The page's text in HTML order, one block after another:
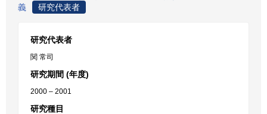
義
研究代表者
研究代表者
関 常司
研究期間 (年度)
2000 – 2001
研究種目